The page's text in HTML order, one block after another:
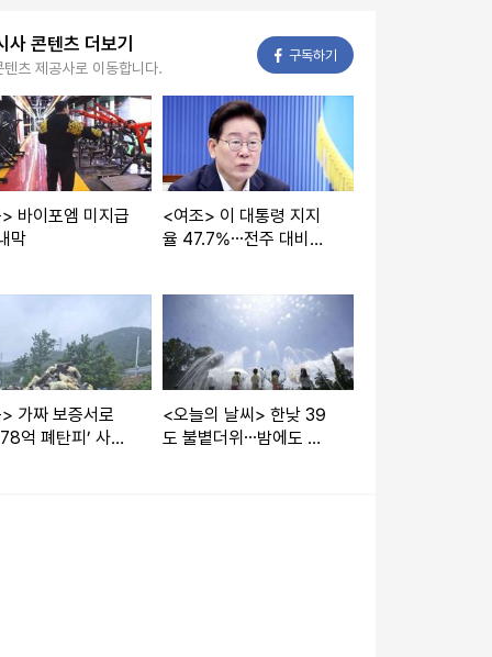
사 콘텐츠 더보기
텐츠 제공사로 이동합니다.
구독하기
바이포엠 미지급
막
<여조> 이 대통령 지지
율 47.7%⋯전주 대비
가짜 보증서로
억 폐탄피’ 사기
<오늘의 날씨> 한낮 39
도 불볕더위⋯밤에도 열